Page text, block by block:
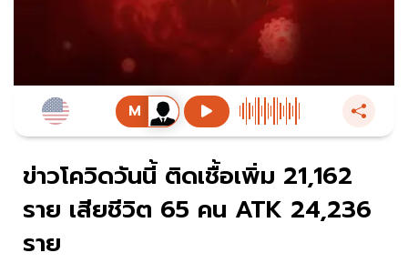
ข่าวโควิดวันนี้ ติดเชื้อเพิ่ม 21,162
ราย เสียชีวิต 65 คน ATK 24,236
ราย